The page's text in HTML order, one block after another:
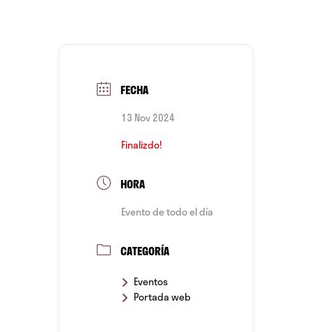
FECHA
13 Nov 2024
Finalizdo!
HORA
Evento de todo el día
CATEGORÍA
Eventos
Portada web